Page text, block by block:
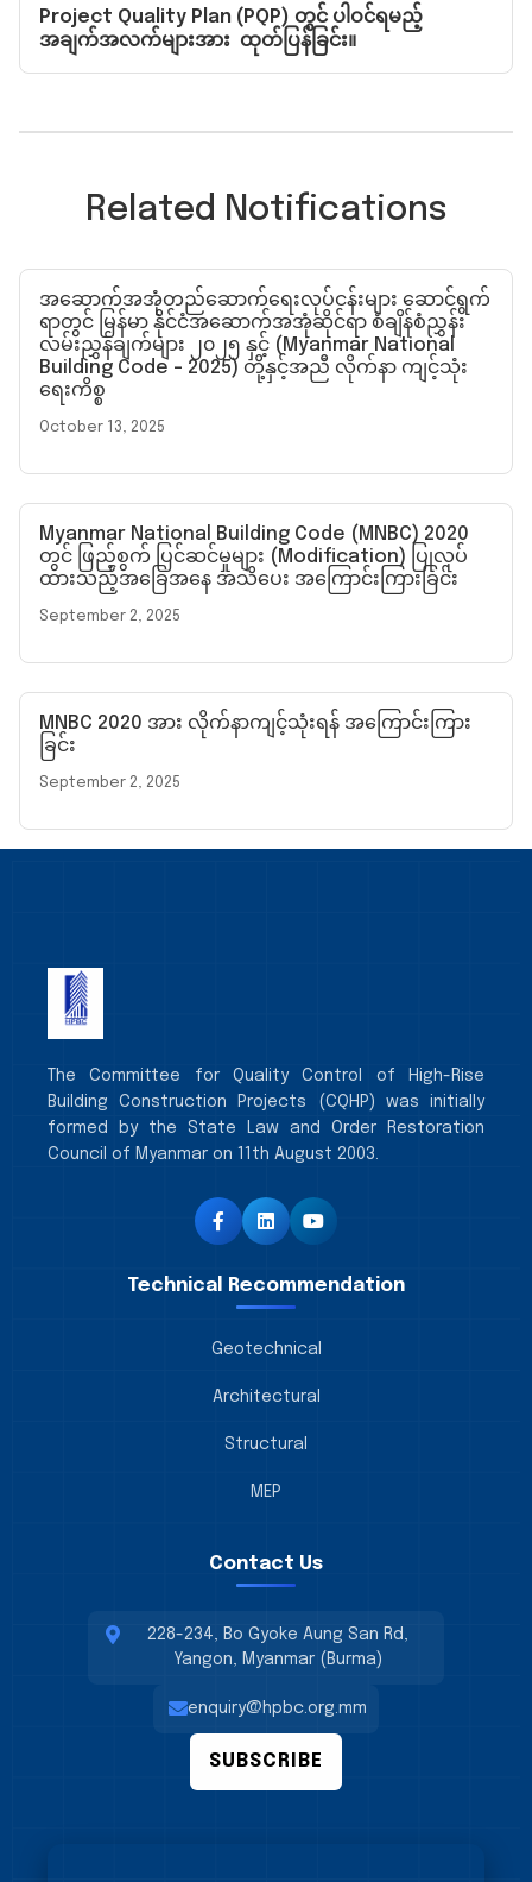
Project Quality Plan (PQP) တွင် ပါဝင်ရမည့်
အချက်အလက်များအား ထုတ်ပြန်ခြင်း။
Related Notifications
အဆောက်အအုံတည်ဆောက်ရေးလုပ်ငန်းများ ဆောင်ရွက်
ရာတွင် မြန်မာ နိုင်ငံအဆောက်အအုံဆိုင်ရာ စံချိန်စံညွှန်း
လမ်းညွှန်ချက်များ ၂၀၂၅ နှင့် (Myanmar National
Building Code – 2025) တို့နှင့်အညီ လိုက်နာ ကျင့်သုံး
ရေးကိစ္စ
October 13, 2025
Myanmar National Building Code (MNBC) 2020
တွင် ဖြည့်စွက် ပြင်ဆင်မှုများ (Modification) ပြုလုပ်
ထားသည့်အခြေအနေ အသိပေး အကြောင်းကြားခြင်း
September 2, 2025
MNBC 2020 အား လိုက်နာကျင့်သုံးရန် အကြောင်းကြား
ခြင်း
September 2, 2025
The Committee for Quality Control of High-Rise
Building Construction Projects (CQHP) was initially
formed by the State Law and Order Restoration
Council of Myanmar on 11th August 2003.
Technical Recommendation
Geotechnical
Architectural
Structural
MEP
Contact Us
228-234, Bo Gyoke Aung San Rd,
Yangon, Myanmar (Burma)
enquiry@hpbc.org.mm
SUBSCRIBE